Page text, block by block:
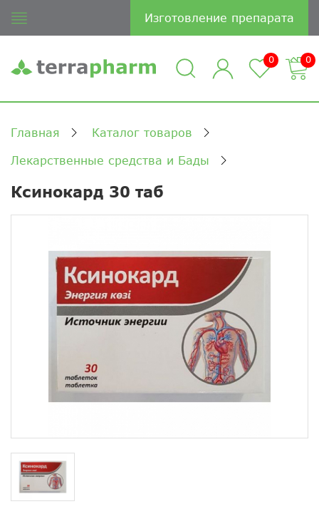
Изготовление препарата
0 0
Главная Каталог товаров
Лекарственные средства и Бады
Ксинокард 30 таб